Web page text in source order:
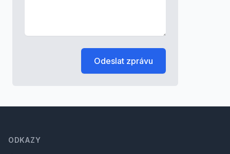
Odeslat zprávu
ODKAZY